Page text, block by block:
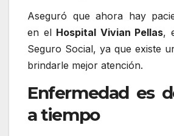
Aseguró que ahora hay
en el Hospital Vivian Pellas,
Seguro Social, ya que existe
brindarle mejor atención.
Enfermedad es
a tiempo